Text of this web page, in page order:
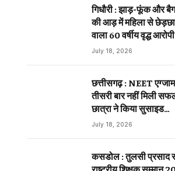
गिधौरी : झाड़-फूंक और
की आड़ में महिला से
वाला 60 वर्षीय वृद्ध आरोपी
गिरफ्तार…
July 18, 2026
छत्तीसगढ़ : NEET
तीसरी बार नहीं मिली
छात्रा ने किया सुसाइड…
July 18, 2026
कसडोल : तुलसी प्रसाद
राष्ट्रीय शिक्षक सम्मान